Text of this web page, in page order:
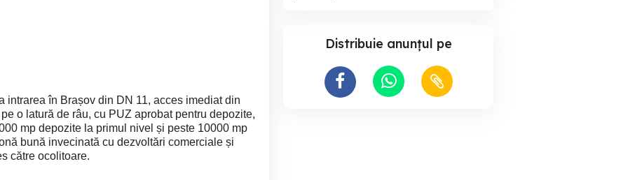
intrarea în Brașov din DN 11, acces imediat din
o latură de râu, cu PUZ aprobat pentru depozite,
mp depozite la primul nivel și peste 10000 mp
bună invecinată cu dezvoltări comerciale și
către ocolitoare.
Distribuie anunțul pe